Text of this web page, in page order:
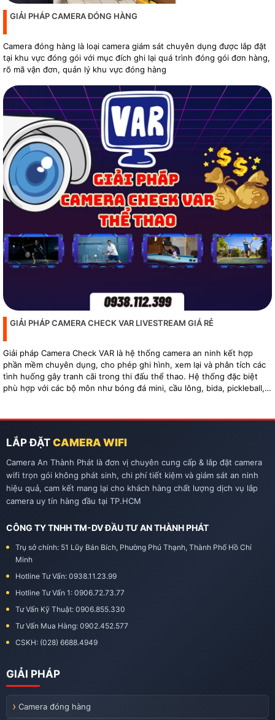
GIẢI PHÁP CAMERA ĐÓNG HÀNG
Camera đóng hàng là loại camera giám sát chuyên dụng được lắp đặt
tại khu vực đóng gói với mục đích ghi lại quá trình đóng gói đơn hàng,
rõ mã vận đơn, quản lý khu vực đóng hàng
GIẢI PHÁP CAMERA CHECK VAR LIVESTREAM GIÁ RẺ
Giải pháp Camera Check VAR là hệ thống camera an ninh kết hợp
phần mềm chuyên dụng, cho phép ghi hình, xem lại và phân tích các
tình huống gây tranh cãi trong thi đấu thể thao. Hệ thống đặc biệt
phù hợp với các bộ môn như bóng đá mini, cầu lông, bida, pickleball,
LẮP ĐẶT CAMERA WIFI
Camera An Thành Phát là đơn vị chuyên cung cấp & lắp đặt camera
wifi trọn gói không phát sinh, chi phí tiết kiệm và giám sát an ninh
hiệu quả, cam kết mang lại cho khách hàng chất lượng dịch vụ lắp
camera uy tín hàng đầu tại TP.HCM
CÔNG TY TNHH TM-DV ĐẦU TƯ AN THÀNH PHÁT
Trụ sở chính: 51 Lũy Bán Bích, Phường Phú Thạnh, Thành Phố Hồ Chí
Minh
Hotline Tư Vấn: 0938.11.23.99
Hotline Tư Vấn 1: 0906.72.73.77
Tư Vấn Kỹ Thuật: 0906.855.330
Tư Vấn Mua Hàng: 0902.452.577
CSKH: (028) 6688.4949
GIẢI PHÁP
Camera đóng hàng